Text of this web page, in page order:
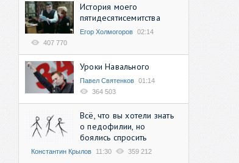
История моего
пятидесятисемитства
Егор Холмогоров 02:14
407 770
Уроки Навального
Павел Святенков 01:14
364 503
Всё, что вы хотели знать
о педофилии, но
боялись спросить
Константин Крылов 11:30 359 212